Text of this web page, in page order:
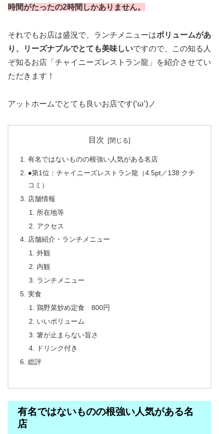
時間がたったの2時間しかありません。
それでもお店は盛況で、ランチメニューはボリュームがあ
り、リーズナブルでとても美味しいですので、この知る人
ぞ知るお店「チャイニーズレストラン龍」を紹介させてい
ただきます！
アットホームでとても良いお店です(‘ω’)ノ
目次
有名ではないものの根強い人気がある名店
●第1位：チャイニーズレストラン龍（4.5pt／138 クチ
コミ）
店舗情報
所在地等
アクセス
店舗紹介・ランチメニュー
外観
内観
ランチメニュー
実食
鶏野菜炒め定食 800円
いいボリューム
箸が止まらない旨さ
ドリンク付き
総評
有名ではないものの根強い人気がある名
店